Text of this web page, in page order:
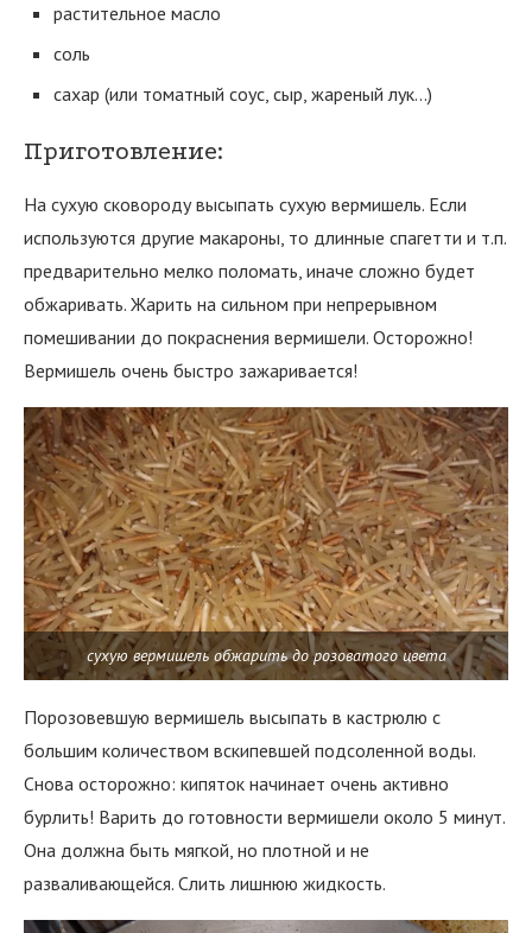
растительное масло
соль
сахар (или томатный соус, сыр, жареный лук…)
Приготовление:
На сухую сковороду высыпать сухую вермишель. Если
используются другие макароны, то длинные спагетти и т.п.
предварительно мелко поломать, иначе сложно будет
обжаривать. Жарить на сильном при непрерывном
помешивании до покраснения вермишели. Осторожно!
Вермишель очень быстро зажаривается!
сухую вермишель обжарить до розоватого цвета
Порозовевшую вермишель высыпать в кастрюлю с
большим количеством вскипевшей подсоленной воды.
Снова осторожно: кипяток начинает очень активно
бурлить! Варить до готовности вермишели около 5 минут.
Она должна быть мягкой, но плотной и не
разваливающейся. Слить лишнюю жидкость.